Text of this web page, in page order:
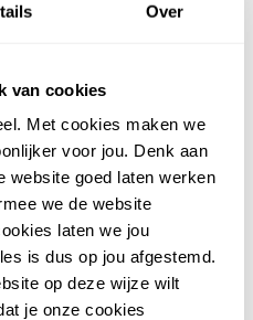
Over
van cookies
Met cookies maken we
voor jou. Denk aan
website goed laten werken
we de website
laten we jou
is dus op jou afgestemd.
op deze wijze wilt
je onze cookies